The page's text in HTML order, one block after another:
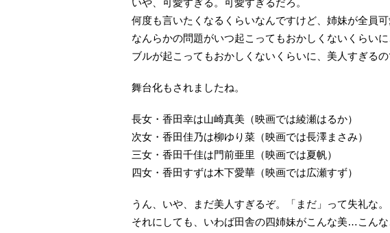
いや、可愛すぎる。可愛すぎるだろ。
何度も言いたくなるくらいなんですけど、姉妹が全員可
なんらかの問題がいつ起こってもおかしくないくらい
ブルが起こってもおかしくないくらいに、美人すぎるの
舞台化もされましたね。
長女・香田幸は山崎真美（映画では綾瀬はるか）
次女・香田佳乃は柳ゆり菜（映画では長澤まさみ）
三女・香田千佳は門前亜里（映画では夏帆）
四女・香田すずは木下愛華（映画では広瀬すず）
うん、いや、まだ美人すぎるぞ。「まだ」って失礼な。
それにしても、いわば田舎の四姉妹がこんな美…こん